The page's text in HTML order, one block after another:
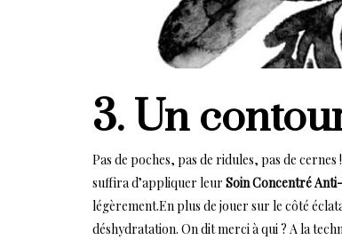
3. Un
Pas de poches, pas de ridules, pas de
suffira d’appliquer leur Soin Concentré
légèrement.En plus de jouer sur le côté
déshydratation. On dit merci à qui ? A la